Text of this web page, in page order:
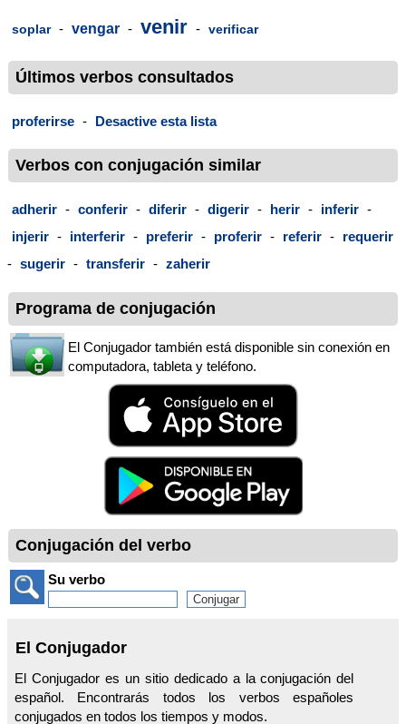
soplar - vengar - venir - verificar
Últimos verbos consultados
proferirse - Desactive esta lista
Verbos con conjugación similar
adherir - conferir - diferir - digerir - herir - inferir -
injerir - interferir - preferir - proferir - referir - requerir
- sugerir - transferir - zaherir
Programa de conjugación
El Conjugador también está disponible sin conexión en
computadora, tableta y teléfono.
Conjugación del verbo
Su verbo
El Conjugador
El Conjugador es un sitio dedicado a la conjugación del
español. Encontrarás todos los verbos españoles
conjugados en todos los tiempos y modos.